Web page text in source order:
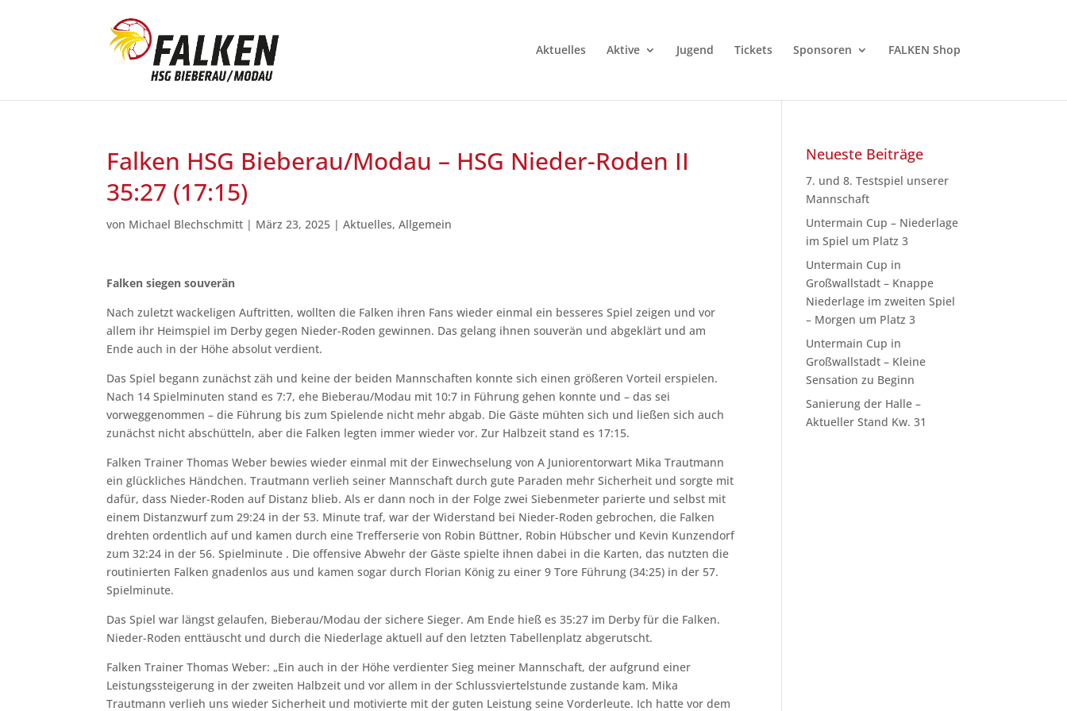
Aktuelles Aktive Jugend Tickets Sponsoren FALKEN Shop
Falken HSG Bieberau/Modau – HSG Nieder-Roden II
35:27 (17:15)
von Michael Blechschmitt | März 23, 2025 |Aktuelles,Allgemein
Falken siegen souverän
Nach zuletzt wackeligen Auftritten, wollten die Falken ihren Fans wieder einmal ein besseres Spiel zeigen und vor
allem ihr Heimspiel im Derby gegen Nieder-Roden gewinnen. Das gelang ihnen souverän und abgeklärt und am
Ende auch in der Höhe absolut verdient.
Das Spiel begann zunächst zäh und keine der beiden Mannschaften konnte sich einen größeren Vorteil erspielen.
Nach 14 Spielminuten stand es 7:7, ehe Bieberau/Modau mit 10:7 in Führung gehen konnte und – das sei
vorweggenommen – die Führung bis zum Spielende nicht mehr abgab. Die Gäste mühten sich und ließen sich auch
zunächst nicht abschütteln, aber die Falken legten immer wieder vor. Zur Halbzeit stand es 17:15.
Falken Trainer Thomas Weber bewies wieder einmal mit der Einwechselung von A Juniorentorwart Mika Trautmann
ein glückliches Händchen. Trautmann verlieh seiner Mannschaft durch gute Paraden mehr Sicherheit und sorgte mit
dafür, dass Nieder-Roden auf Distanz blieb. Als er dann noch in der Folge zwei Siebenmeter parierte und selbst mit
einem Distanzwurf zum 29:24 in der 53. Minute traf, war der Widerstand bei Nieder-Roden gebrochen, die Falken
drehten ordentlich auf und kamen durch eine Trefferserie von Robin Büttner, Robin Hübscher und Kevin Kunzendorf
zum 32:24 in der 56. Spielminute . Die offensive Abwehr der Gäste spielte ihnen dabei in die Karten, das nutzten die
routinierten Falken gnadenlos aus und kamen sogar durch Florian König zu einer 9 Tore Führung (34:25) in der 57.
Spielminute.
Das Spiel war längst gelaufen, Bieberau/Modau der sichere Sieger. Am Ende hieß es 35:27 im Derby für die Falken.
Nieder-Roden enttäuscht und durch die Niederlage aktuell auf den letzten Tabellenplatz abgerutscht.
Falken Trainer Thomas Weber: „Ein auch in der Höhe verdienter Sieg meiner Mannschaft, der aufgrund einer
Leistungssteigerung in der zweiten Halbzeit und vor allem in der Schlussviertelstunde zustande kam. Mika
Trautmann verlieh uns wieder Sicherheit und motivierte mit der guten Leistung seine Vorderleute. Ich hatte vor dem
Neueste Beiträge
7. und 8. Testspiel unserer
Mannschaft
Untermain Cup – Niederlage
im Spiel um Platz 3
Untermain Cup in
Großwallstadt – Knappe
Niederlage im zweiten Spiel
– Morgen um Platz 3
Untermain Cup in
Großwallstadt – Kleine
Sensation zu Beginn
Sanierung der Halle –
Aktueller Stand Kw. 31